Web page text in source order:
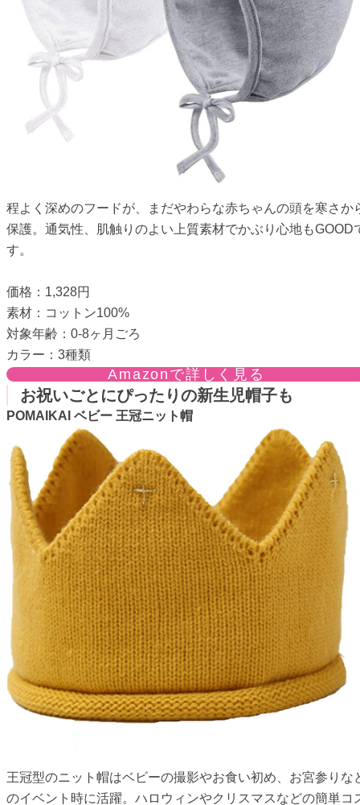
程よく深めのフードが、まだやわらな赤ちゃんの頭を寒さか
保護。通気性、肌触りのよい上質素材でかぶり心地もGOOD
す。
価格：1,328円
素材：コットン100%
対象年齢：0-8ヶ月ごろ
カラー：3種類
Amazonで詳しく見る
お祝いごとにぴったりの新生児帽子も
POMAIKAI ベビー 王冠ニット帽
王冠型のニット帽はベビーの撮影やお食い初め、お宮参りな
のイベント時に活躍。ハロウィンやクリスマスなどの簡単コ